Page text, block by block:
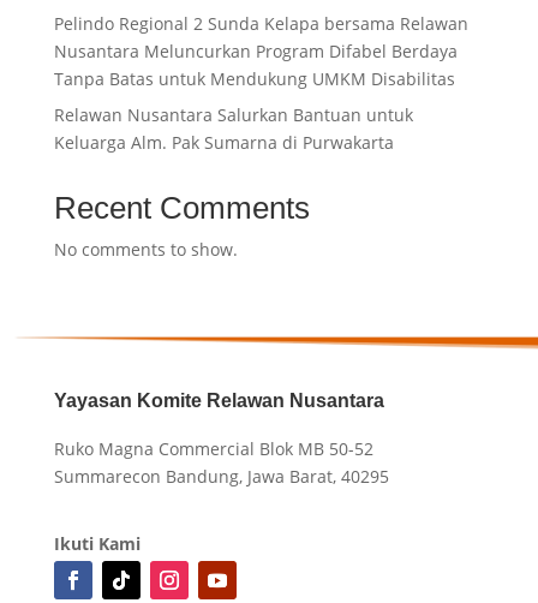
Pelindo Regional 2 Sunda Kelapa bersama Relawan
Nusantara Meluncurkan Program Difabel Berdaya
Tanpa Batas untuk Mendukung UMKM Disabilitas
Relawan Nusantara Salurkan Bantuan untuk
Keluarga Alm. Pak Sumarna di Purwakarta
Recent Comments
No comments to show.
Yayasan Komite Relawan Nusantara
Ruko Magna Commercial Blok MB 50-52
Summarecon Bandung, Jawa Barat, 40295
Ikuti Kami